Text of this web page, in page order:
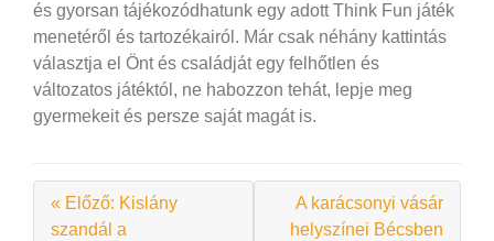
és gyorsan tájékozódhatunk egy adott Think Fun játék
menetéről és tartozékairól. Már csak néhány kattintás
választja el Önt és családját egy felhőtlen és
változatos játéktól, ne habozzon tehát, lepje meg
gyermekeit és persze saját magát is.
« Előző: Kislány
szandál a
A karácsonyi vásár
helyszínei Bécsben